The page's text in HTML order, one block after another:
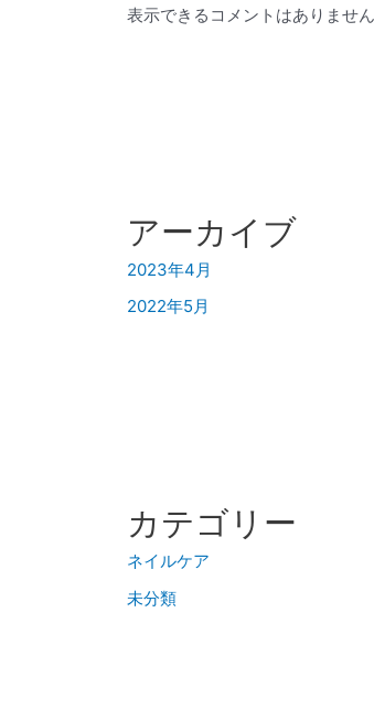
表示できるコメントはありません
アーカイブ
2023年4月
2022年5月
カテゴリー
ネイルケア
未分類